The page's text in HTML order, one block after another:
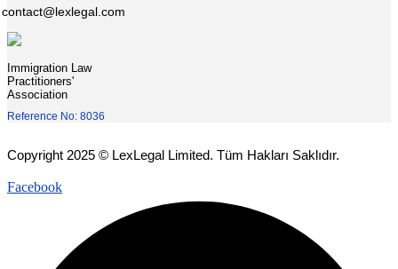
contact@lexlegal.com
Immigration Law
Practitioners'
Association
Reference No: 8036
Copyright 2025 © LexLegal Limited. Tüm Hakları Saklıdır.
Facebook